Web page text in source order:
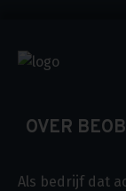
OVER
Als bedrijf dat